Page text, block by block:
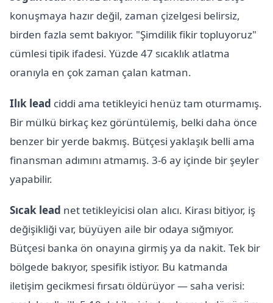
konuşmaya hazır değil, zaman çizelgesi belirsiz,
birden fazla semt bakıyor. "Şimdilik fikir topluyoruz"
cümlesi tipik ifadesi. Yüzde 47 sıcaklık atlatma
oranıyla en çok zaman çalan katman.
Ilık lead ciddi ama tetikleyici henüz tam oturmamış.
Bir mülkü birkaç kez görüntülemiş, belki daha önce
benzer bir yerde bakmış. Bütçesi yaklaşık belli ama
finansman adımını atmamış. 3-6 ay içinde bir şeyler
yapabilir.
Sıcak lead net tetikleyicisi olan alıcı. Kirası bitiyor, iş
değişikliği var, büyüyen aile bir odaya sığmıyor.
Bütçesi banka ön onayına girmiş ya da nakit. Tek bir
bölgede bakıyor, spesifik istiyor. Bu katmanda
iletişim gecikmesi fırsatı öldürüyor — saha verisi: